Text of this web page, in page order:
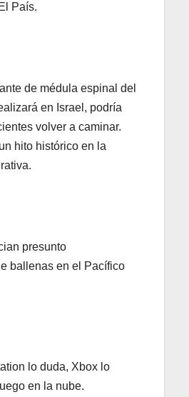
País.
de médula espinal del
en Israel, podría
volver a caminar.
hito histórico en la
presunto
ballenas en el Pacífico
lo duda, Xbox lo
en la nube.